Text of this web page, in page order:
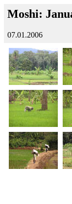
Moshi:
07.01.2006